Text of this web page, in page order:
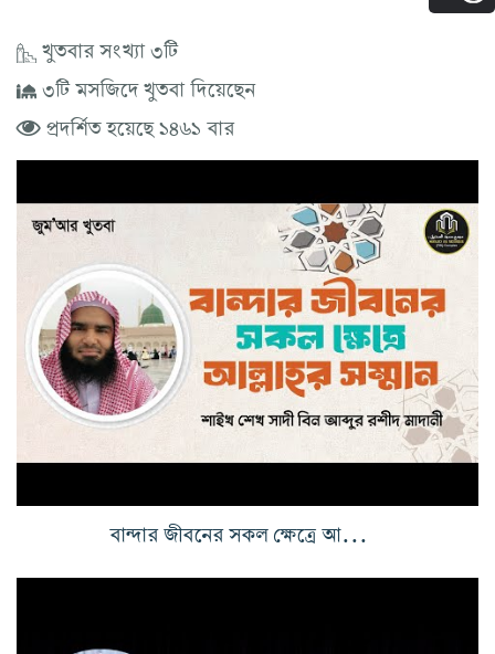
খুতবার সংখ্যা ৩টি
৩টি মসজিদে খুতবা দিয়েছেন
প্রদর্শিত হয়েছে ১৪৬১ বার
বান্দার জীবনের সকল ক্ষেত্রে আল্লাহর সম্মান